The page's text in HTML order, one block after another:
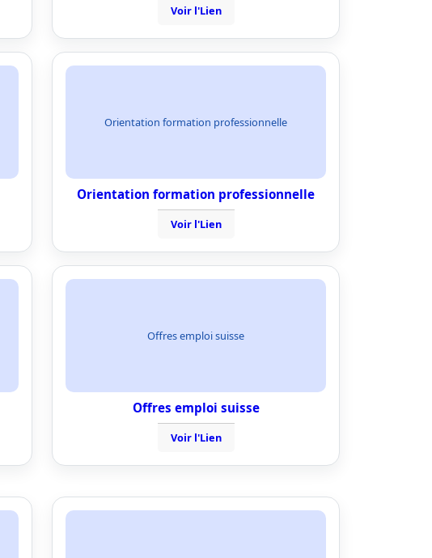
Voir l'Lien
Orientation formation professionnelle
Orientation formation professionnelle
Voir l'Lien
Offres emploi suisse
Offres emploi suisse
Voir l'Lien